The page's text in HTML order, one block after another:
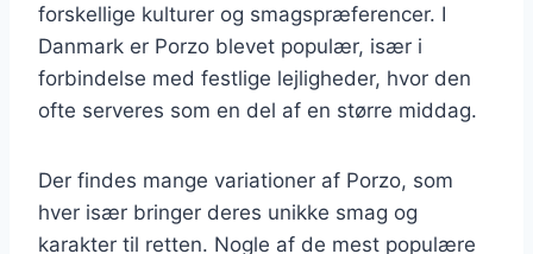
forskellige kulturer og smagspræferencer. I
Danmark er Porzo blevet populær, især i
forbindelse med festlige lejligheder, hvor den
ofte serveres som en del af en større middag.
Der findes mange variationer af Porzo, som
hver især bringer deres unikke smag og
karakter til retten. Nogle af de mest populære